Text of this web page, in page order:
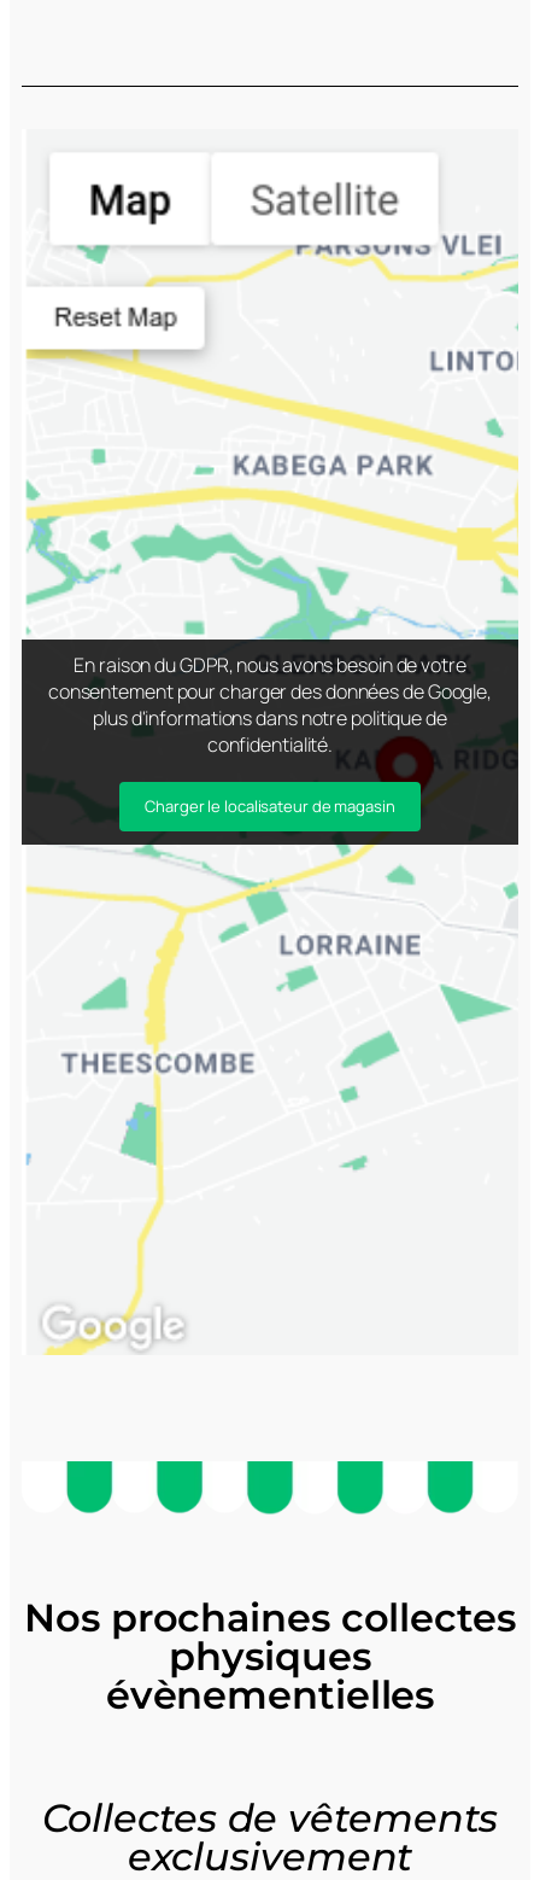
En raison du GDPR, nous avons besoin de votre
consentement pour charger des données de Google,
plus d'informations dans notre politique de
confidentialité.
Charger le localisateur de magasin
Number Of Shops
Nos prochaines collectes
physiques
évènementielles
Collectes de vêtements
exclusivement